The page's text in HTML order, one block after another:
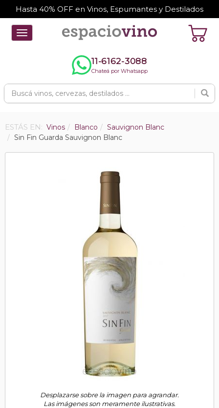
Hasta 40% OFF en Vinos, Espumantes y Destilados
Toggle
navigation
11-6162-3088
Chateá por Whatsapp
ESTÁS EN: Vinos Blanco
Sauvignon Blanc
Sin Fin Guarda Sauvignon Blanc
Desplazarse sobre la imagen para agrandar.
Las imágenes son meramente ilustrativas.